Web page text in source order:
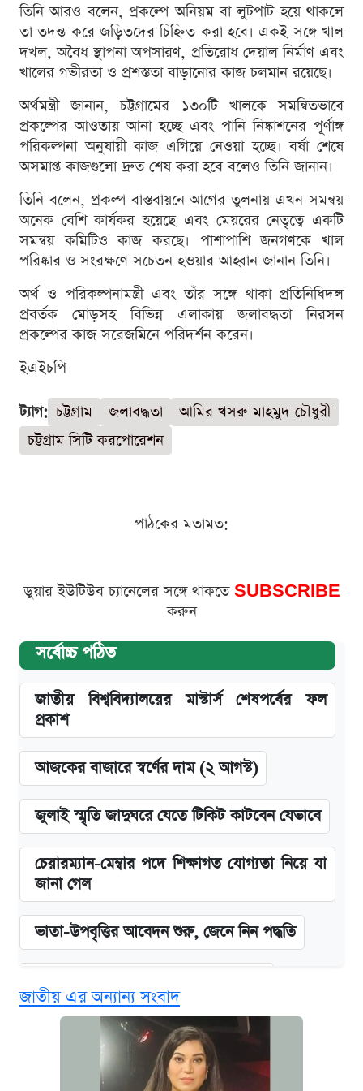
তিনি আরও বলেন, প্রকল্পে অনিয়ম বা লুটপাট হয়ে থাকলে
তা তদন্ত করে জড়িতদের চিহ্নিত করা হবে। একই সঙ্গে খাল
দখল, অবৈধ স্থাপনা অপসারণ, প্রতিরোধ দেয়াল নির্মাণ এবং
খালের গভীরতা ও প্রশস্ততা বাড়ানোর কাজ চলমান রয়েছে।
অর্থমন্ত্রী জানান, চট্টগ্রামের ১৩০টি খালকে সমন্বিতভাবে
প্রকল্পের আওতায় আনা হচ্ছে এবং পানি নিষ্কাশনের পূর্ণাঙ্গ
পরিকল্পনা অনুযায়ী কাজ এগিয়ে নেওয়া হচ্ছে। বর্ষা শেষে
অসমাপ্ত কাজগুলো দ্রুত শেষ করা হবে বলেও তিনি জানান।
তিনি বলেন, প্রকল্প বাস্তবায়নে আগের তুলনায় এখন সমন্বয়
অনেক বেশি কার্যকর হয়েছে এবং মেয়রের নেতৃত্বে একটি
সমন্বয় কমিটিও কাজ করছে। পাশাপাশি জনগণকে খাল
পরিষ্কার ও সংরক্ষণে সচেতন হওয়ার আহ্বান জানান তিনি।
অর্থ ও পরিকল্পনামন্ত্রী এবং তাঁর সঙ্গে থাকা প্রতিনিধিদল
প্রবর্তক মোড়সহ বিভিন্ন এলাকায় জলাবদ্ধতা নিরসন
প্রকল্পের কাজ সরেজমিনে পরিদর্শন করেন।
ইএইচপি
ট্যাগ: চট্টগ্রাম জলাবদ্ধতা
আমির খসরু মাহমুদ চৌধুরী
চট্টগ্রাম সিটি করপোরেশন
পাঠকের মতামত:
ডুয়ার ইউটিউব চ্যানেলের সঙ্গে থাকতে SUBSCRIBE
করুন
সর্বোচ্চ পঠিত
জাতীয় বিশ্ববিদ্যালয়ের মাস্টার্স শেষপর্বের ফল
প্রকাশ
আজকের বাজারে স্বর্ণের দাম (২ আগস্ট)
জুলাই স্মৃতি জাদুঘরে যেতে টিকিট কাটবেন যেভাবে
চেয়ারম্যান-মেম্বার পদে শিক্ষাগত যোগ্যতা নিয়ে যা
জানা গেল
ভাতা-উপবৃত্তির আবেদন শুরু, জেনে নিন পদ্ধতি
‘গুলশানের চামেলি’ তে যৌনকর্মীর দালাল অ্যাডলফ
জাতীয় এর অন্যান্য সংবাদ